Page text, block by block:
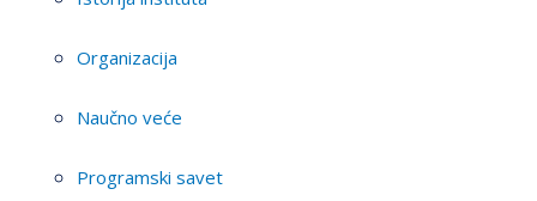
Organizacija
Naučno veće
Programski savet